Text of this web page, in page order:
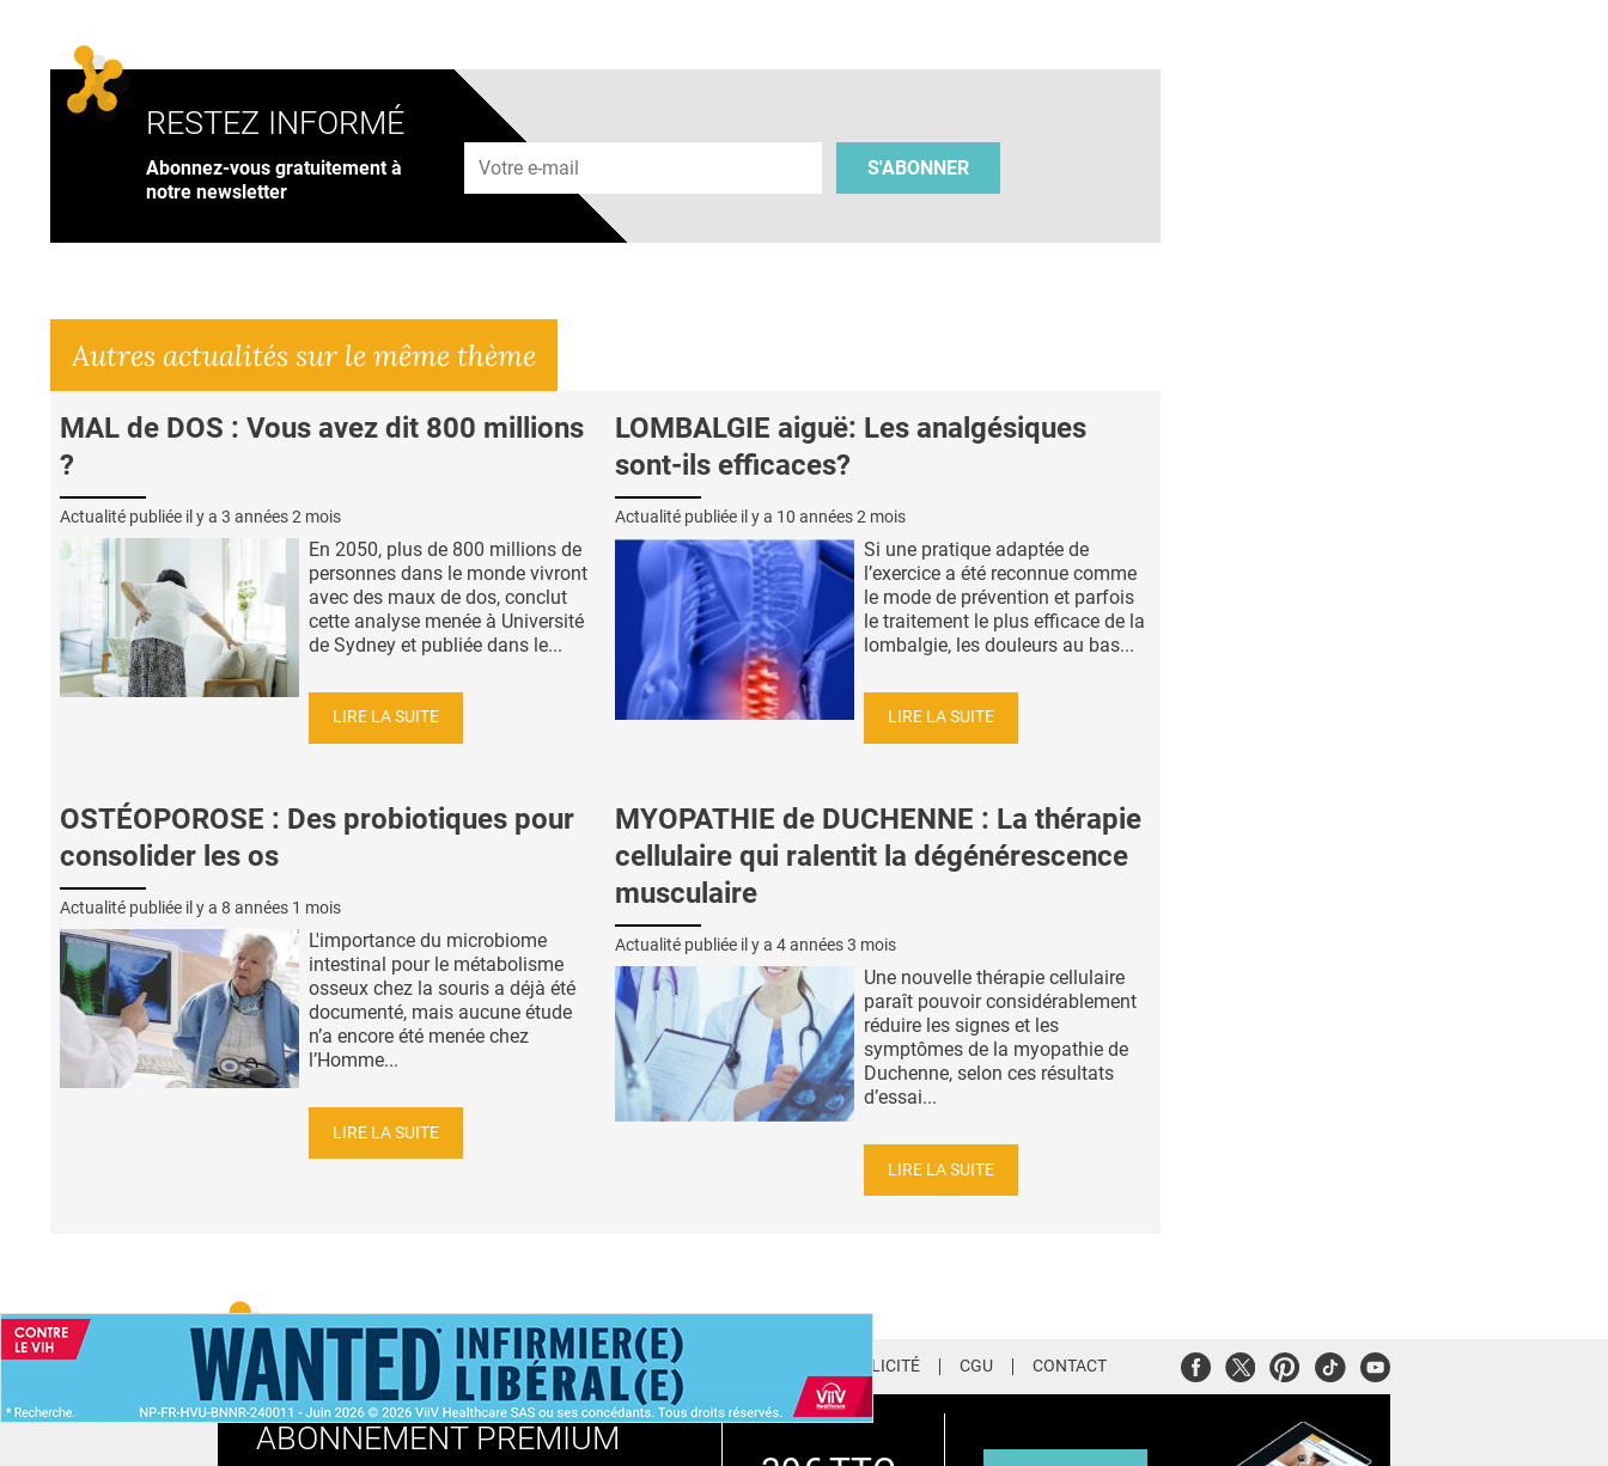
RESTEZ INFORMÉ
Abonnez-vous gratuitement à
notre newsletter
Adresse e-mail
S'ABONNER
Autres actualités sur le même thème
MAL de DOS : Vous avez dit 800 millions
?
Actualité publiée il y a 3 années 2 mois
En 2050, plus de 800 millions de
personnes dans le monde vivront
avec des maux de dos, conclut
cette analyse menée à Université
de Sydney et publiée dans le...
LIRE LA SUITE
LOMBALGIE aiguë: Les analgésiques
sont-ils efficaces?
Actualité publiée il y a 10 années 2 mois
Si une pratique adaptée de
l’exercice a été reconnue comme
le mode de prévention et parfois
le traitement le plus efficace de la
lombalgie, les douleurs au bas...
LIRE LA SUITE
OSTÉOPOROSE : Des probiotiques pour
consolider les os
Actualité publiée il y a 8 années 1 mois
L'importance du microbiome
intestinal pour le métabolisme
osseux chez la souris a déjà été
documenté, mais aucune étude
n’a encore été menée chez
l’Homme...
LIRE LA SUITE
MYOPATHIE de DUCHENNE : La thérapie
cellulaire qui ralentit la dégénérescence
musculaire
Actualité publiée il y a 4 années 3 mois
Une nouvelle thérapie cellulaire
paraît pouvoir considérablement
réduire les signes et les
symptômes de la myopathie de
Duchenne, selon ces résultats
d’essai...
LIRE LA SUITE
ACCUEIL NEWSLETTER QUI SOMMES-NOUS ? PUBLICITÉ CGU CONTACT FacebookTwitterPinterest
TiktokYoutube
ABONNEMENT PREMIUM